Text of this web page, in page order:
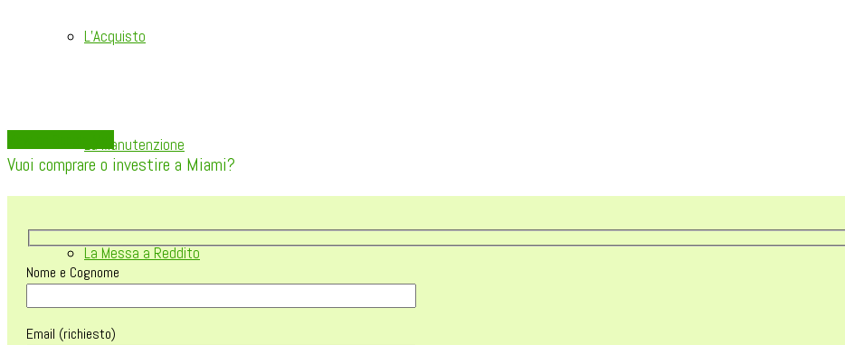
L’Acquisto
La Manutenzione
La Messa a Reddito
Vuoi comprare o investire a Miami?
Nome e Cognome
Email (richiesto)